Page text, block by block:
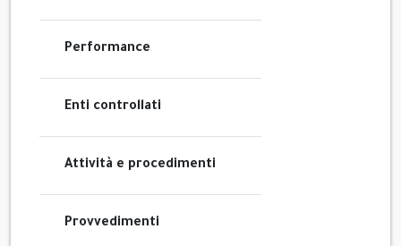
Performance
Enti controllati
Attività e procedimenti
Provvedimenti